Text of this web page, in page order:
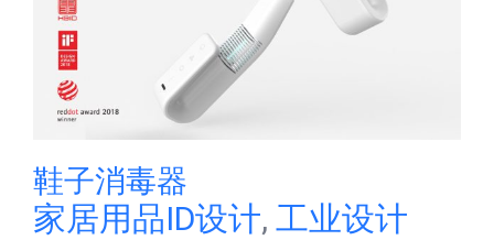
鞋子消毒器
家居用品ID设计, 工业设计